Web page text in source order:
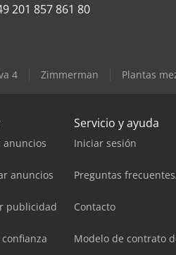
201 857 861 80
4 Zimmerman Plantas
anuncios
anuncios
publicidad
Servicio y ayuda
Iniciar sesión
Preguntas
Contacto
Modelo de contrato